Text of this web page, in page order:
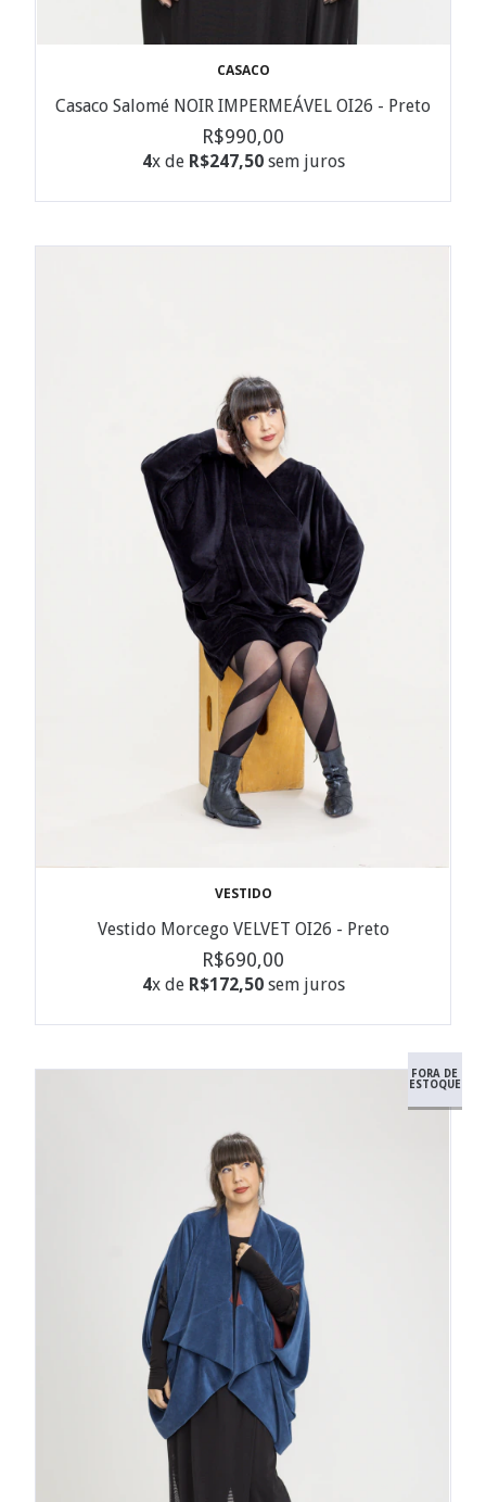
CASACO
Casaco Salomé NOIR IMPERMEÁVEL OI26 - Preto
R$990,00
4x de R$247,50sem juros
VESTIDO
Vestido Morcego VELVET OI26 - Preto
R$690,00
4x de R$172,50sem juros
FORA DE
ESTOQUE